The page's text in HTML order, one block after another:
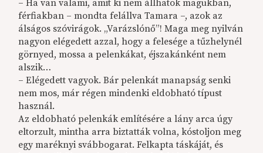
– Ha van valami, amit ki nem állhatok magukban,
férfiakban – mondta felállva Tamara –, azok az
álságos szóvirágok. „Varázslónő”! Maga meg nyilván
nagyon elégedett azzal, hogy a felesége a tűzhelynél
görnyed, mossa a pelenkákat, éjszakánként nem
alszik…
– Elégedett vagyok. Bár pelenkát manapság senki
nem mos, már régen mindenki eldobható típust
használ.
Az eldobható pelenkák említésére a lány arca úgy
eltorzult, mintha arra biztatták volna, kóstoljon meg
egy maréknyi svábbogarat. Felkapta táskáját, és